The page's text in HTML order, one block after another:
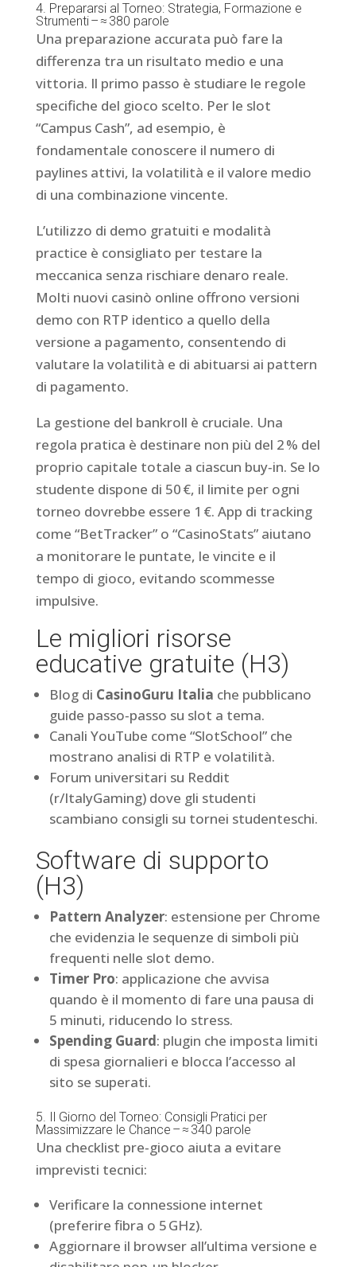
4. Prepararsi al Torneo: Strategia, Formazione e
Strumenti – ≈ 380 parole
Una preparazione accurata può fare la
differenza tra un risultato medio e una
vittoria. Il primo passo è studiare le regole
specifiche del gioco scelto. Per le slot
“Campus Cash”, ad esempio, è
fondamentale conoscere il numero di
paylines attivi, la volatilità e il valore medio
di una combinazione vincente.
L’utilizzo di demo gratuiti e modalità
practice è consigliato per testare la
meccanica senza rischiare denaro reale.
Molti nuovi casinò online offrono versioni
demo con RTP identico a quello della
versione a pagamento, consentendo di
valutare la volatilità e di abituarsi ai pattern
di pagamento.
La gestione del bankroll è cruciale. Una
regola pratica è destinare non più del 2 % del
proprio capitale totale a ciascun buy‑in. Se lo
studente dispone di 50 €, il limite per ogni
torneo dovrebbe essere 1 €. App di tracking
come “BetTracker” o “CasinoStats” aiutano
a monitorare le puntate, le vincite e il
tempo di gioco, evitando scommesse
impulsive.
Le migliori risorse
educative gratuite (H3)
Blog di CasinoGuru Italia che pubblicano
guide passo‑passo su slot a tema.
Canali YouTube come “SlotSchool” che
mostrano analisi di RTP e volatilità.
Forum universitari su Reddit
(r/ItalyGaming) dove gli studenti
scambiano consigli su tornei studenteschi.
Software di supporto
(H3)
Pattern Analyzer: estensione per Chrome
che evidenzia le sequenze di simboli più
frequenti nelle slot demo.
Timer Pro: applicazione che avvisa
quando è il momento di fare una pausa di
5 minuti, riducendo lo stress.
Spending Guard: plugin che imposta limiti
di spesa giornalieri e blocca l’accesso al
sito se superati.
5. Il Giorno del Torneo: Consigli Pratici per
Massimizzare le Chance – ≈ 340 parole
Una checklist pre‑gioco aiuta a evitare
imprevisti tecnici:
Verificare la connessione internet
(preferire fibra o 5 GHz).
Aggiornare il browser all’ultima versione e